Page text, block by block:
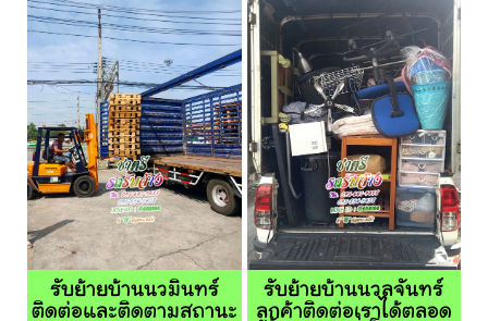
รับย้ายบ้านนวมินทร์
ติดต่อและติดตามสถานะ
รับย้ายบ้านนวลจันทร์
ลูกค้าติดต่อเราได้ตลอด